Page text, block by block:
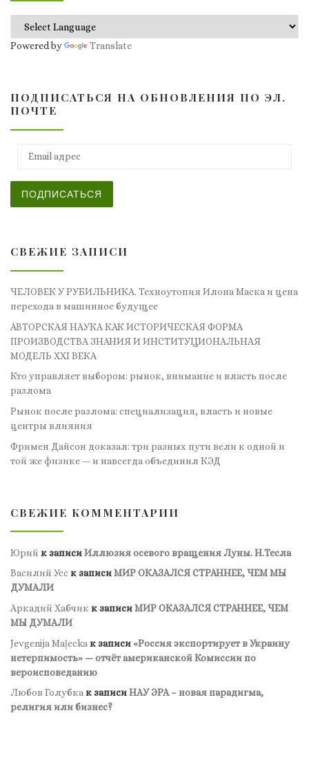
Powered by Translate
ПОДПИСАТЬСЯ НА ОБНОВЛЕНИЯ ПО ЭЛ.
ПОЧТЕ
ПОДПИСАТЬСЯ
СВЕЖИЕ ЗАПИСИ
ЧЕЛОВЕК У РУБИЛЬНИКА. Техноутопия Илона Маска и цена
перехода в машинное будущее
АВТОРСКАЯ НАУКА КАК ИСТОРИЧЕСКАЯ ФОРМА
ПРОИЗВОДСТВА ЗНАНИЯ И ИНСТИТУЦИОНАЛЬНАЯ
МОДЕЛЬ XXI ВЕКА
Кто управляет выбором: рынок, внимание и власть после
разлома
Рынок после разлома: специализация, власть и новые
центры влияния
Фримен Дайсон доказал: три разных пути вели к одной и
той же физике — и навсегда объединил КЭД
СВЕЖИЕ КОММЕНТАРИИ
Юрий к записиИллюзия осевого вращения Луны. Н.Тесла
Василий Усс к записиМИР ОКАЗАЛСЯ СТРАННЕЕ, ЧЕМ МЫ
ДУМАЛИ
Аркадий Хабчик к записиМИР ОКАЗАЛСЯ СТРАННЕЕ, ЧЕМ
МЫ ДУМАЛИ
Jevgenija Maļecka к записи«Россия экспортирует в Украину
нетерпимость» — отчёт американской Комиссии по
вероисповеданию
Любов Голубкак записиНАУ ЭРА – новая парадигма,
религия или бизнес?